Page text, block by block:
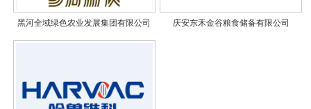
黑河全域绿色农业发展集团有限公司 庆安东禾金谷粮食储备有限公司